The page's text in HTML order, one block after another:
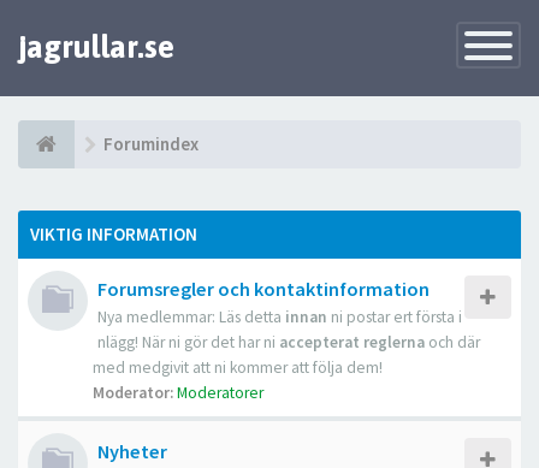
Toggle
jagrullar.se
Forumindex
VIKTIG INFORMATION
Forumsregler och kontaktinformation
Nya medlemmar: Läs detta innan ni postar ert första i
nlägg! När ni gör det har ni accepterat reglerna och där
med medgivit att ni kommer att följa dem!
Moderator:Moderatorer
Nyheter